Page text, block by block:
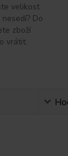
velikost
Do
zboží
vrátit.